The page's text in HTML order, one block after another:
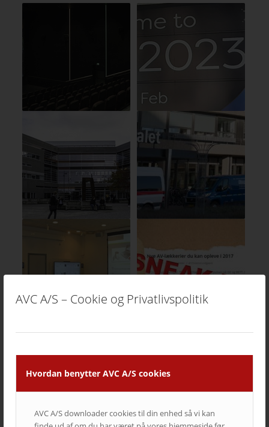
AVC A/S – Cookie og Privatlivspolitik
Hvordan benytter AVC A/S cookies
AVC A/S downloader cookies til din enhed så vi kan